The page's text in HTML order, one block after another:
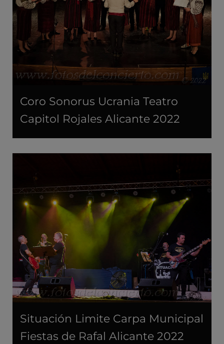
Coro Sonorus Ucrania Teatro
Capitol Rojales Alicante 2022
Situación Limite Carpa Municipal
Fiestas de Rafal Alicante 2022